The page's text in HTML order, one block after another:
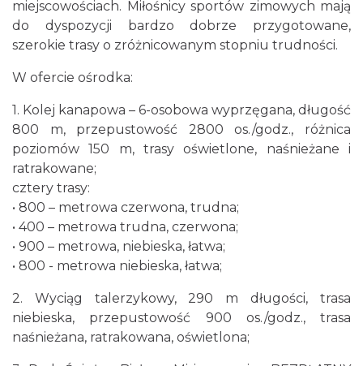
miejscowościach. Miłośnicy sportów zimowych mają
do dyspozycji bardzo dobrze przygotowane,
szerokie trasy o zróżnicowanym stopniu trudności.
W ofercie ośrodka:
1. Kolej kanapowa – 6-osobowa wyprzęgana, długość
800 m, przepustowość 2800 os./godz., różnica
poziomów 150 m, trasy oświetlone, naśnieżane i
ratrakowane;
cztery trasy:
• 800 – metrowa czerwona, trudna;
• 400 – metrowa trudna, czerwona;
• 900 – metrowa, niebieska, łatwa;
• 800 - metrowa niebieska, łatwa;
2. Wyciąg talerzykowy, 290 m długości, trasa
niebieska, przepustowość 900 os./godz., trasa
naśnieżana, ratrakowana, oświetlona;